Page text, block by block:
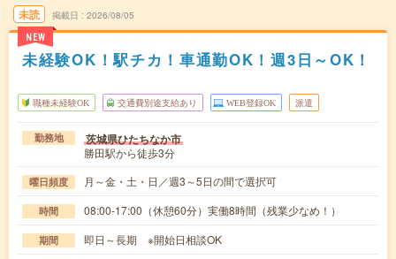
未読
NEW
掲載日 2026/08/05
未経験OK！駅チカ！車通勤OK！週3日～OK！
職種未経験OK 交通費別途支給あり WEB登録OK 派遣
勤務地 茨城県ひたちなか市
勝田駅から徒歩3分
曜日頻度 月～金・土・日／週3～5日の間で選択可
時間 08:00-17:00（休憩60分）実働8時間（残業少なめ！）
期間 即日～長期 ※開始日相談OK